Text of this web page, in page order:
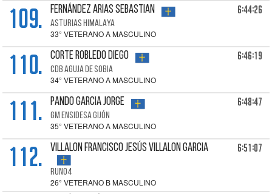
109. FERNÁNDEZ ARIAS Sebastian
ASTURIAS HIMALAYA
33° VETERANO A MASCULINO
6:44:26
110. CORTE ROBLEDO Diego
CDB AGUJA DE SOBIA
34° VETERANO A MASCULINO
6:46:19
111. PANDO GARCIA Jorge
GM ENSIDESA GIJÓN
35° VETERANO A MASCULINO
6:48:47
112. VILLALON Francisco Jesús Villalon Garcia
RUN04
26° VETERANO B MASCULINO
6:51:07